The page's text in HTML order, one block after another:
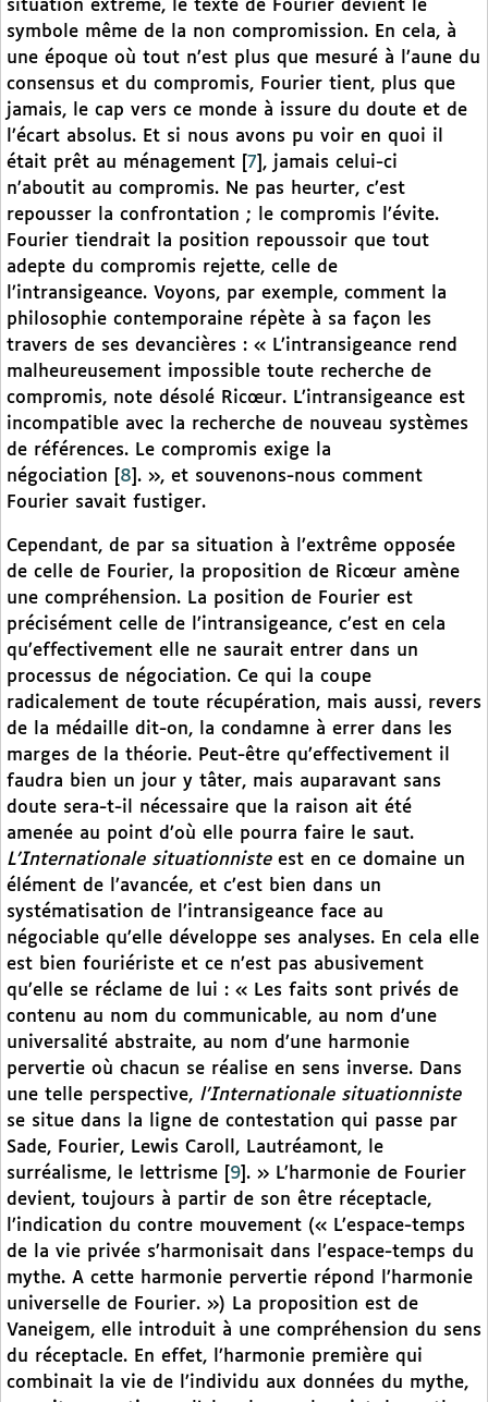
situation extrême, le texte de Fourier devient le
symbole même de la non compromission. En cela, à
une époque où tout n’est plus que mesuré à l’aune du
consensus et du compromis, Fourier tient, plus que
jamais, le cap vers ce monde à issure du doute et de
l’écart absolus. Et si nous avons pu voir en quoi il
était prêt au ménagement
7 , jamais celui-ci
n’aboutit au compromis. Ne pas heurter, c’est
repousser la confrontation ; le compromis l’évite.
Fourier tiendrait la position repoussoir que tout
adepte du compromis rejette, celle de
l’intransigeance. Voyons, par exemple, comment la
philosophie contemporaine répète à sa façon les
travers de ses devancières : « L’intransigeance rend
malheureusement impossible toute recherche de
compromis, note désolé Ricœur. L’intransigeance est
incompatible avec la recherche de nouveau systèmes
de références. Le compromis exige la
négociation
8 . », et souvenons-nous comment
Fourier savait fustiger.
Cependant, de par sa situation à l’extrême opposée
de celle de Fourier, la proposition de Ricœur amène
une compréhension. La position de Fourier est
précisément celle de l’intransigeance, c’est en cela
qu’effectivement elle ne saurait entrer dans un
processus de négociation. Ce qui la coupe
radicalement de toute récupération, mais aussi, revers
de la médaille dit-on, la condamne à errer dans les
marges de la théorie. Peut-être qu’effectivement il
faudra bien un jour y tâter, mais auparavant sans
doute sera-t-il nécessaire que la raison ait été
amenée au point d’où elle pourra faire le saut.
L’Internationale situationnisteest en ce domaine un
élément de l’avancée, et c’est bien dans un
systématisation de l’intransigeance face au
négociable qu’elle développe ses analyses. En cela elle
est bien fouriériste et ce n’est pas abusivement
qu’elle se réclame de lui : « Les faits sont privés de
contenu au nom du communicable, au nom d’une
universalité abstraite, au nom d’une harmonie
pervertie où chacun se réalise en sens inverse. Dans
une telle perspective, l’Internationale situationniste
se situe dans la ligne de contestation qui passe par
Sade, Fourier, Lewis Caroll, Lautréamont, le
surréalisme, le lettrisme
9 . » L’harmonie de Fourier
devient, toujours à partir de son être réceptacle,
l’indication du contre mouvement (« L’espace-temps
de la vie privée s’harmonisait dans l’espace-temps du
mythe. A cette harmonie pervertie répond l’harmonie
universelle de Fourier. ») La proposition est de
Vaneigem, elle introduit à une compréhension du sens
du réceptacle. En effet, l’harmonie première qui
combinait la vie de l’individu aux données du mythe,